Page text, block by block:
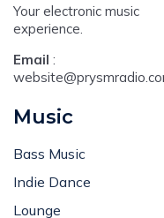
Your electronic music
experience.
Email :
Music
Bass Music
Indie Dance
Lounge